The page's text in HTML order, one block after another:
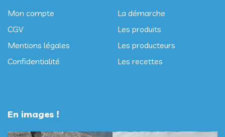
Mon compte
CGV
Mentions légales
Confidentialité
La démarche
Les produits
Les producteurs
Les recettes
En images !